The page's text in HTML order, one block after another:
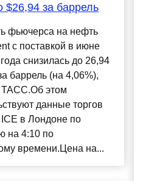
$26,94 за баррель
фьючерса на нефть
с поставкой в июне
снизилась до 26,94
баррель (на 4,06%),
ТАСС.Об этом
данные торгов
в Лондоне по
на 4:10 по
времени.Цена на...